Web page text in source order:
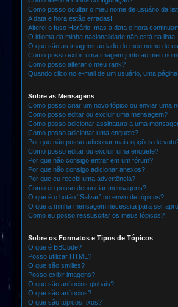
Como posso ocultar o meu nome de usuário da
A data e hora estão erradas!
Alterei o fuso Horário, mas a data e hora
O idioma da minha nacionalidade não está na lista!
O que são as imagens ao lado do meu nome de
Como posso exibir uma imagem junto ao meu
Como posso alterar o meu rank?
Quando clico no e-mail de um usuário, uma
Sobre as Mensagens
Como posso criar um novo tópico ou enviar uma
Como posso editar ou excluir uma mensagem?
Como posso adicionar assinatura a uma
Como posso adicionar uma enquete?
Por que não posso adicionar mais opções de
Como posso editar ou excluir uma enquete?
Por que não consigo entrar em um fórum?
Por que não consigo adicionar anexos?
Por que eu recebi uma advertência?
Como eu posso denunciar mensagens?
O que é o botão “Salvar” no envio de tópicos?
O que a minha mensagem necessita para ser
Como eu posso ressuscitar os meus tópicos?
Sobre os Formatos e Tipos de Tópicos
O que é BBCode?
Posso utilizar HTML?
O que são smilies?
Posso exibir imagens?
O que são anúncios globais?
O que são anúncios?
O que são tópicos fixos?